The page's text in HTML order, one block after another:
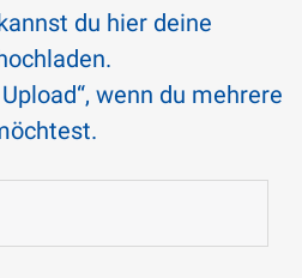
du hier deine
wenn du mehrere